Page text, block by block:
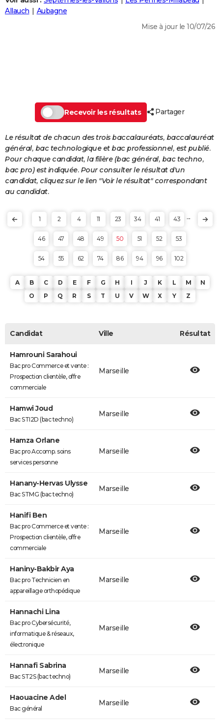
Destinations
City break
Voyage nature
Voyage de noces
Forum
Climat
+
PHOTO
Dictionnaire
PROGRAMME TV
S'inscrire
Se connecter
Lycées
Collèges
Primaires
Universités
Entreprises
Service militaire
Avis de recherche
AVIS DE DÉCÈS
FORUM
Bricolage
Lifestyle
Culture
Sport
Auto
Television
Voyage
Cinema
Allauch
Aubagne
Mise à jour le 10/07/26
Recevoir les résultats Partager
Le résultat de chacun des trois baccalauréats, baccalauréat
général, bac technologique et bac professionnel, est publié.
Pour chaque candidat, la filière (bac général, bac techno,
bac pro) est indiquée. Pour consulter le résultat d'un
candidat, cliquez sur le lien "Voir le résultat" correspondant
au candidat.
1 2 4 11 23 34 41 43 ...
46 47 48 49 50 51 52 53
54 55 62 74 86 94 96 102
A B C D E F G H I J K L M
N
O
P Q R S T U V W X Y Z
Candidat Ville Résultat
Hamrouni Sarahoui
Bac pro Commerce et vente :
Prospection clientèle, offre
commerciale
Marseille
Hamwi Joud
Bac STI2D (bac techno)
Marseille
Hamza Orlane
Bac pro Accomp. soins
services personne
Marseille
Hanany-Hervas Ulysse
Bac STMG (bac techno)
Marseille
Hanifi Ben
Bac pro Commerce et vente :
Prospection clientèle, offre
commerciale
Marseille
Haniny-Bakbir Aya
Bac pro Technicien en
appareillage orthopédique
Marseille
Hannachi Lina
Bac pro Cybersécurité,
informatique & réseaux,
électronique
Marseille
Hannafi Sabrina
Bac ST2S (bac techno)
Marseille
Haouacine Adel
Bac général
Marseille